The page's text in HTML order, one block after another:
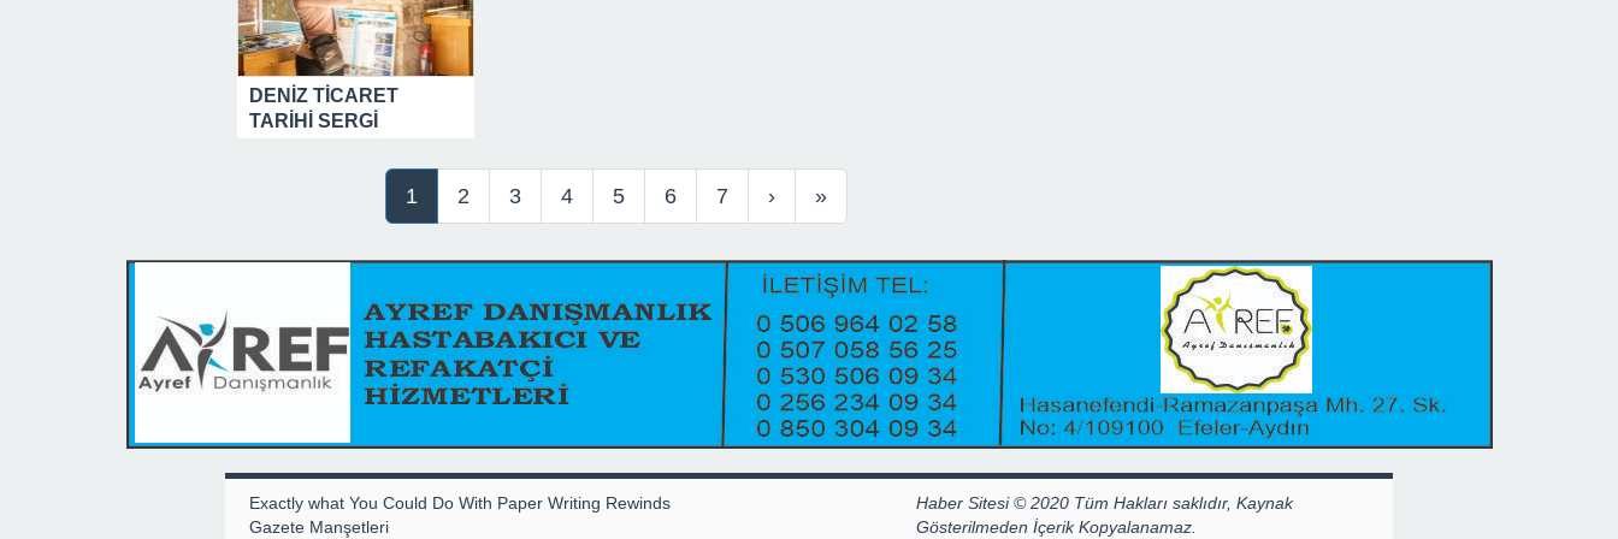
DENİZ TİCARET
TARİHİ SERGİ
YILINDA ZİYARETÇİ
1 2 3 4 5 6 7 › »
Exactly what You Could Do With Paper Writing Rewinds
Gazete Manşetleri
Haber Sitesi © 2020 Tüm Hakları saklıdır, Kaynak
Gösterilmeden İçerik Kopyalanamaz.